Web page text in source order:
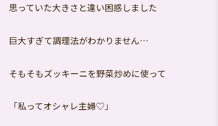
思っていた大きさと違い困惑しました
巨大すぎて調理法がわかりません…
そもそもズッキーニを野菜炒めに使って
「私ってオシャレ主婦♡」